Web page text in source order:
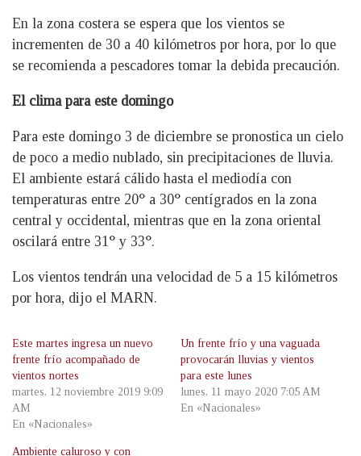
En la zona costera se espera que los vientos se
incrementen de 30 a 40 kilómetros por hora, por lo que
se recomienda a pescadores tomar la debida precaución.
El clima para este domingo
Para este domingo 3 de diciembre se pronostica un cielo
de poco a medio nublado, sin precipitaciones de lluvia.
El ambiente estará cálido hasta el mediodía con
temperaturas entre 20° a 30° centígrados en la zona
central y occidental, mientras que en la zona oriental
oscilará entre 31° y 33°.
Los vientos tendrán una velocidad de 5 a 15 kilómetros
por hora, dijo el MARN.
Este martes ingresa un nuevo
frente frío acompañado de
vientos nortes
martes, 12 noviembre 2019 9:09
AM
En «Nacionales»
Un frente frío y una vaguada
provocarán lluvias y vientos
para este lunes
lunes, 11 mayo 2020 7:05 AM
En «Nacionales»
Ambiente caluroso y con